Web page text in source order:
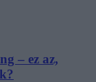
– ez az,